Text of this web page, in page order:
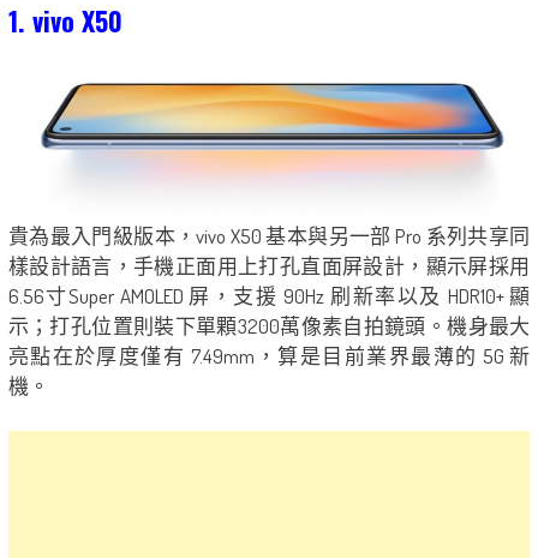
1. vivo X50
貴為最入門級版本，vivo X50 基本與另一部 Pro 系列共享同
樣設計語言，手機正面用上打孔直面屏設計，顯示屏採用
6.56寸Super AMOLED 屏，支援 90Hz 刷新率以及 HDR10+ 顯
示；打孔位置則裝下單顆3200萬像素自拍鏡頭。機身最大
亮點在於厚度僅有 7.49mm，算是目前業界最薄的 5G 新
機。